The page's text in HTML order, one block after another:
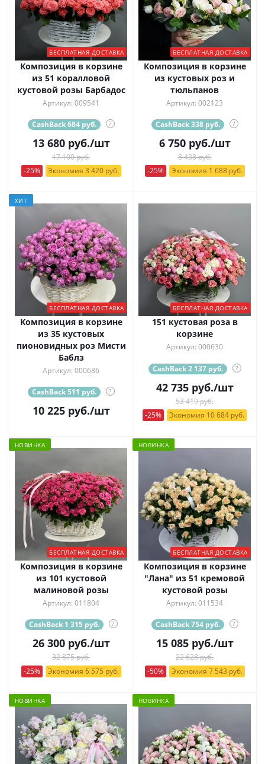
БЕСПЛАТНАЯ ДОСТАВКА
Композиция в корзине
из 51 коралловой
кустовой розы Барбадос
Артикул: 009541
CashBack 684 руб. ?
13 680руб./шт
17 100 руб.
-25%
Экономия 3 420 руб.
БЕСПЛАТНАЯ ДОСТАВКА
Композиция в корзине
из кустовых роз и
тюльпанов
Артикул: 002123
CashBack 338 руб. ?
6 750руб./шт
8 438 руб.
-25%
Экономия 1 688 руб.
ХИТ
БЕСПЛАТНАЯ ДОСТАВКА
Композиция в корзине
из 35 кустовых
пионовидных роз Мисти
Баблз
Артикул: 000686
CashBack 511 руб. ?
10 225руб./шт
БЕСПЛАТНАЯ ДОСТАВКА
151 кустовая роза в
корзине
Артикул: 000630
CashBack 2 137 руб. ?
42 735руб./шт
53 419 руб.
-25%
Экономия 10 684 руб.
НОВИНКА
БЕСПЛАТНАЯ ДОСТАВКА
Композиция в корзине
из 101 кустовой
малиновой розы
Артикул: 011804
CashBack 1 315 руб. ?
26 300руб./шт
32 875 руб.
-25%
Экономия 6 575 руб.
НОВИНКА
БЕСПЛАТНАЯ ДОСТАВКА
Композиция в корзине
"Лана" из 51 кремовой
кустовой розы
Артикул: 011534
CashBack 754 руб. ?
15 085руб./шт
22 628 руб.
-50%
Экономия 7 543 руб.
НОВИНКА НОВИНКА